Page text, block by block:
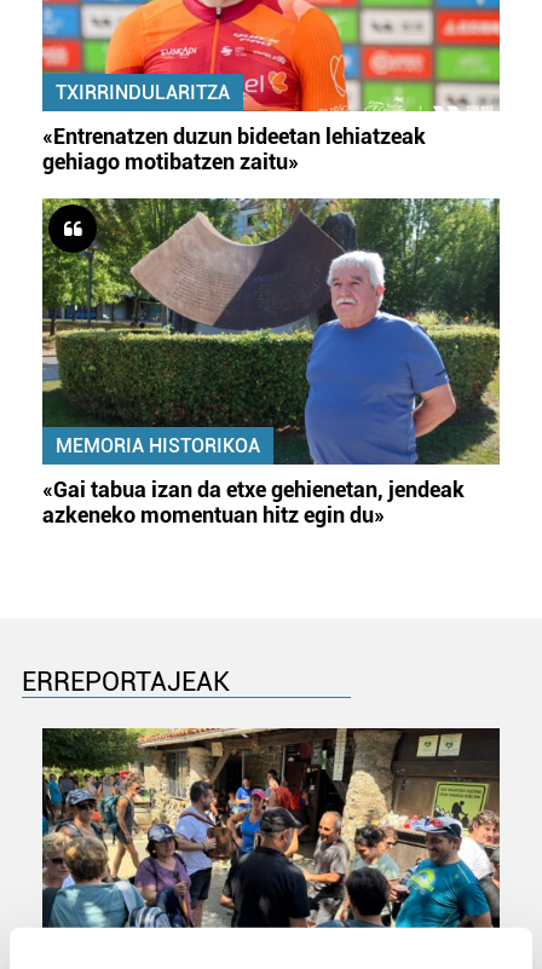
TXIRRINDULARITZA
«Entrenatzen duzun bideetan lehiatzeak
gehiago motibatzen zaitu»
MEMORIA HISTORIKOA
«Gai tabua izan da etxe gehienetan, jendeak
azkeneko momentuan hitz egin du»
ERREPORTAJEAK